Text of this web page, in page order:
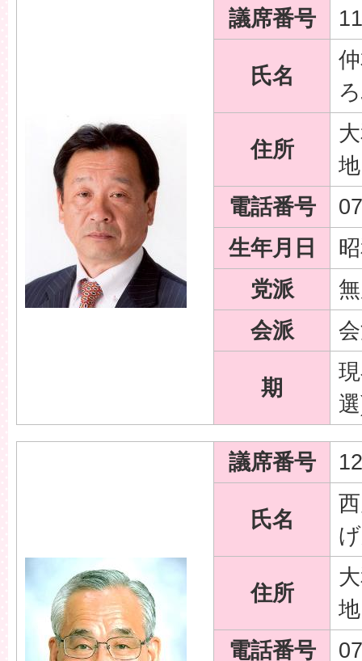
議席番号
氏名
住所
電話番号
生年月日
党派
会派
期
議席番号
氏名
住所
地
電話番号